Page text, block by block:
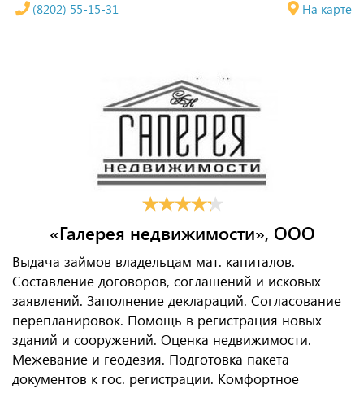
На карте
(8202) 55-15-31
«Галерея недвижимости», ООО
Выдача займов владельцам мат. капиталов.
Составление договоров, соглашений и исковых
заявлений. Заполнение деклараций. Согласование
перепланировок. Помощь в регистрация новых
зданий и сооружений. Оценка недвижимости.
Межевание и геодезия. Подготовка пакета
документов к гос. регистрации. Комфортное